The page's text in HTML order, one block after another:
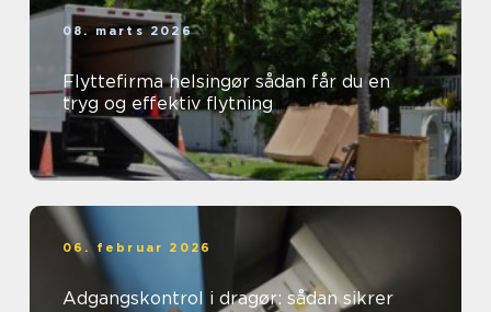
08. marts 2026
Flyttefirma helsingør sådan får du en
tryg og effektiv flytning
06. februar 2026
Adgangskontrol i dragør: sådan sikrer